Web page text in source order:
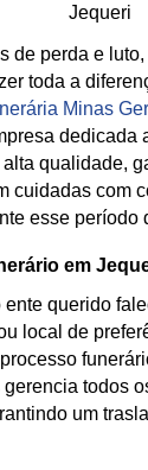
Jequeri
de perda e
toda a
Minas
dedicada
qualidade,
cuidadas com
esse período
em
ente querido
local de
gerencia todos
um